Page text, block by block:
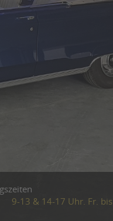
9-13 & 14-17 Uhr. Fr. bis